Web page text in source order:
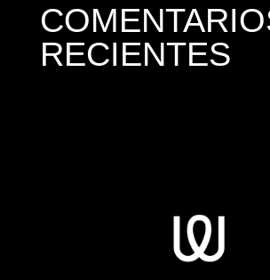
RECIENTES